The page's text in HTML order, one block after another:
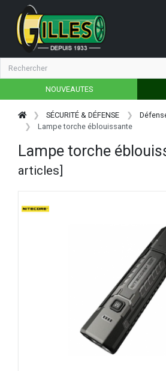
NOUVEAUTES
SÉCURITÉ & DÉFENSE
Lampe torche éblouissante
Lampe torche
articles]